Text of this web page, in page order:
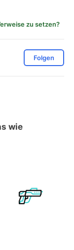
zu setzen?
Folgen
wie